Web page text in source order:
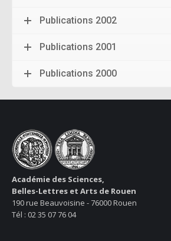
Publications 2002
Publications 2001
Publications 2000
Académie des Sciences,
Belles-Lettres et Arts de Rouen
190 rue Beauvoisine - 76000 Rouen
Tél : 02 35 07 76 04